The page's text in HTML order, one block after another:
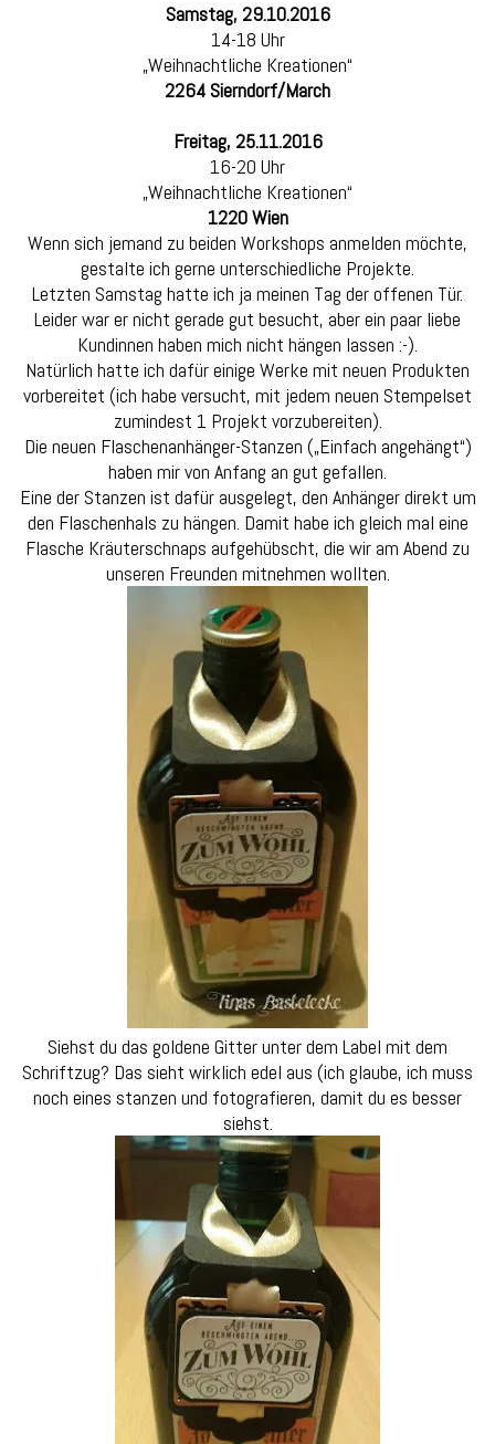
Samstag, 29.10.2016
14-18 Uhr
„Weihnachtliche Kreationen“
2264 Sierndorf/March
Freitag, 25.11.2016
16-20 Uhr
„Weihnachtliche Kreationen“
1220 Wien
Wenn sich jemand zu beiden Workshops anmelden möchte,
gestalte ich gerne unterschiedliche Projekte.
Letzten Samstag hatte ich ja meinen Tag der offenen Tür.
Leider war er nicht gerade gut besucht, aber ein paar liebe
Kundinnen haben mich nicht hängen lassen :-).
Natürlich hatte ich dafür einige Werke mit neuen Produkten
vorbereitet (ich habe versucht, mit jedem neuen Stempelset
zumindest 1 Projekt vorzubereiten).
Die neuen Flaschenanhänger-Stanzen („Einfach angehängt“)
haben mir von Anfang an gut gefallen.
Eine der Stanzen ist dafür ausgelegt, den Anhänger direkt um
den Flaschenhals zu hängen. Damit habe ich gleich mal eine
Flasche Kräuterschnaps aufgehübscht, die wir am Abend zu
unseren Freunden mitnehmen wollten.
Siehst du das goldene Gitter unter dem Label mit dem
Schriftzug? Das sieht wirklich edel aus (ich glaube, ich muss
noch eines stanzen und fotografieren, damit du es besser
siehst.